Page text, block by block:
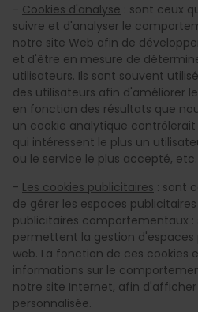
- Cookies d'analyse : sont ceux
suivre et d'analyser le
notre site Web afin de
et d'être en mesure de
utilisateurs. Ils sont souvent
des utilisateurs afin d'améliorer
en fonction des résultats que
un cookie analytique
qui intéressent le plus un
ou le service le plus accepté, etc.
- Les cookies publicitaires : sont
de gérer les espaces
publicitaires comportementaux
permettent la gestion d'espaces
web. La fonction de ces cookies
informations sur le
notre site Internet, afin
personnalisée.